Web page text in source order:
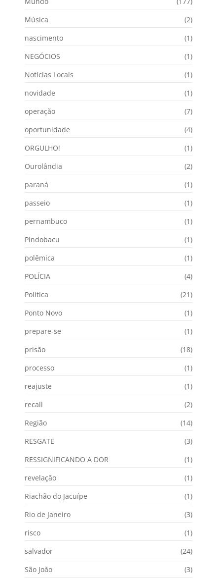
Música
(2)
nascimento
(1)
NEGÓCIOS
(1)
Notícias Locais
(1)
novidade
(1)
operação
(7)
oportunidade
(4)
ORGULHO!
(1)
Ourolândia
(2)
paraná
(1)
passeio
(1)
pernambuco
(1)
Pindobacu
(1)
polêmica
(1)
POLÍCIA
(4)
Política
(21)
Ponto Novo
(1)
prepare-se
(1)
prisão
(18)
processo
(1)
reajuste
(1)
recall
(2)
Região
(14)
RESGATE
(3)
RESSIGNIFICANDO A DOR
(1)
revelação
(1)
Riachão do Jacuípe
(1)
Rio de Janeiro
(3)
risco
(1)
salvador
(24)
São João
(3)